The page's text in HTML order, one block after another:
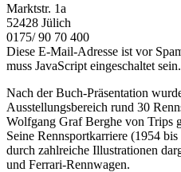
Marktstr. 1a
52428 Jülich
0175/ 90 70 400
Diese E-Mail-Adresse ist vor
muss JavaScript eingeschaltet sein.
Nach der Buch-Präsentation
Ausstellungsbereich rund 30
Wolfgang Graf Berghe von Trips
Seine Rennsportkarriere (1954
durch zahlreiche Illustrationen
und Ferrari-Rennwagen.